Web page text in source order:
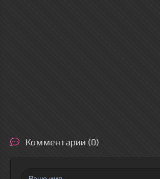
Комментарии (0)